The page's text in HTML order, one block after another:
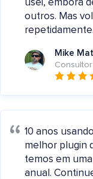
usei, embora
outros. Mas
repetidamente.
Mike
Consultor
10 anos
melhor plugin
temos em
anual.